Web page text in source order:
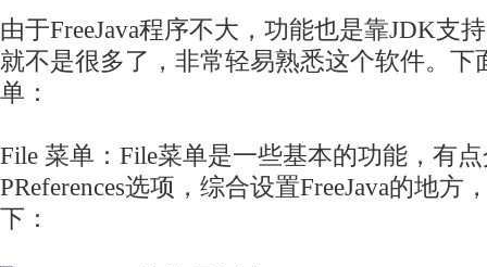
由于FreeJava程序不大，功能也是靠JDK支
就不是很多了，非常轻易熟悉这个软件。下
单：
File 菜单：File菜单是一些基本的功能，有
PReferences选项，综合设置FreeJava的地方
下：